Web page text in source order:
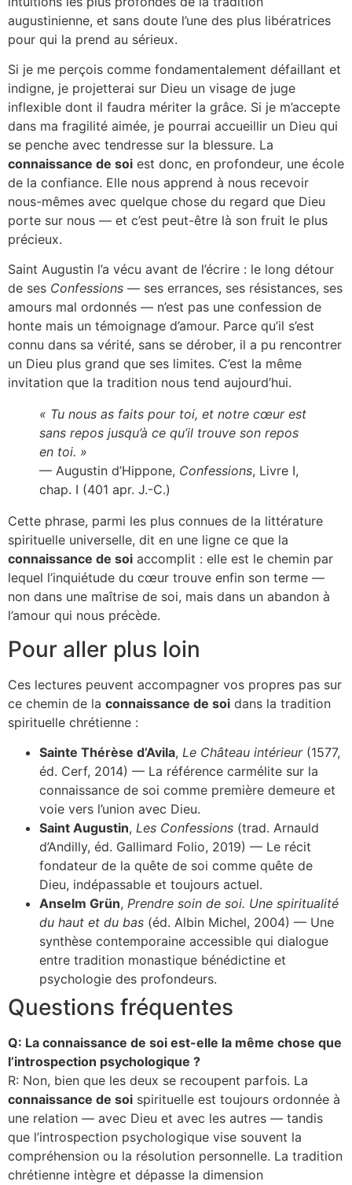
augustinienne, et sans doute l’une des plus libératrices
pour qui la prend au sérieux.
Si je me perçois comme fondamentalement défaillant et
indigne, je projetterai sur Dieu un visage de juge
inflexible dont il faudra mériter la grâce. Si je m’accepte
dans ma fragilité aimée, je pourrai accueillir un Dieu qui
se penche avec tendresse sur la blessure. La
connaissance de soi est donc, en profondeur, une école
de la confiance. Elle nous apprend à nous recevoir
nous-mêmes avec quelque chose du regard que Dieu
porte sur nous — et c’est peut-être là son fruit le plus
précieux.
Saint Augustin l’a vécu avant de l’écrire : le long détour
de ses Confessions — ses errances, ses résistances, ses
amours mal ordonnés — n’est pas une confession de
honte mais un témoignage d’amour. Parce qu’il s’est
connu dans sa vérité, sans se dérober, il a pu rencontrer
un Dieu plus grand que ses limites. C’est la même
invitation que la tradition nous tend aujourd’hui.
« Tu nous as faits pour toi, et notre cœur est
sans repos jusqu’à ce qu’il trouve son repos
en toi. »
— Augustin d’Hippone, Confessions, Livre I,
chap. I (401 apr. J.-C.)
Cette phrase, parmi les plus connues de la littérature
spirituelle universelle, dit en une ligne ce que la
connaissance de soi accomplit : elle est le chemin par
lequel l’inquiétude du cœur trouve enfin son terme —
non dans une maîtrise de soi, mais dans un abandon à
l’amour qui nous précède.
Pour aller plus loin
Ces lectures peuvent accompagner vos propres pas sur
ce chemin de la connaissance de soi dans la tradition
spirituelle chrétienne :
Sainte Thérèse d’Avila, Le Château intérieur(1577,
éd. Cerf, 2014) — La référence carmélite sur la
connaissance de soi comme première demeure et
voie vers l’union avec Dieu.
Saint Augustin, Les Confessions (trad. Arnauld
d’Andilly, éd. Gallimard Folio, 2019) — Le récit
fondateur de la quête de soi comme quête de
Dieu, indépassable et toujours actuel.
Anselm Grün, Prendre soin de soi. Une spiritualité
du haut et du bas (éd. Albin Michel, 2004) — Une
synthèse contemporaine accessible qui dialogue
entre tradition monastique bénédictine et
psychologie des profondeurs.
Questions fréquentes
Q: La connaissance de soi est-elle la même chose que
l’introspection psychologique ?
R: Non, bien que les deux se recoupent parfois. La
connaissance de soi spirituelle est toujours ordonnée à
une relation — avec Dieu et avec les autres — tandis
que l’introspection psychologique vise souvent la
compréhension ou la résolution personnelle. La tradition
chrétienne intègre et dépasse la dimension